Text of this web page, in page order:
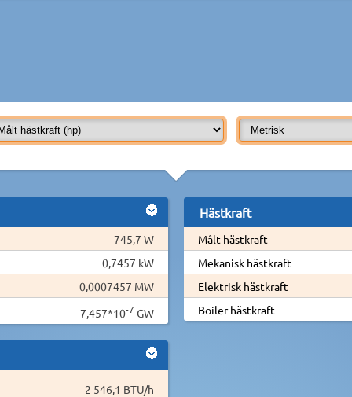
745,7 W
0,7457 kW
0,0007457 MW
7,457*10-7 GW
2 546,1 BTU/h
Hästkraft
Målt hästkraft
Mekanisk hästkraft
Elektrisk hästkraft
Boiler hästkraft